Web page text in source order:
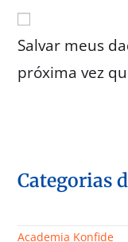
Salvar meus
próxima vez
Categorias
Academia Konfide